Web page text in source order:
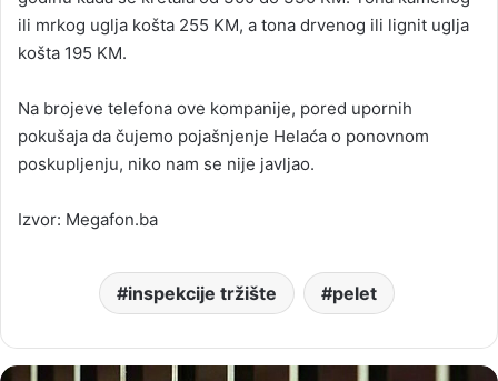
ili mrkog uglja košta 255 KM, a tona drvenog ili lignit uglja
košta 195 KM.
Na brojeve telefona ove kompanije, pored upornih
pokušaja da čujemo pojašnjenje Helaća o ponovnom
poskupljenju, niko nam se nije javljao.
Izvor: Megafon.ba
inspekcije tržište pelet